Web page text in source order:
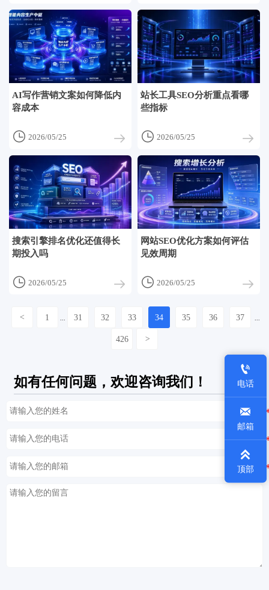
AI写作营销文案如何降低内
容成本
 2026/05/25
站长工具SEO分析重点看哪
些指标
 2026/05/25
搜索引擎排名优化还值得长
期投入吗
 2026/05/25
网站SEO优化方案如何评估
见效周期
 2026/05/25
< 1 31 32 33 34 35 36 37
426 >
如有任何问题，欢迎咨询我们！

电话

邮箱

顶部